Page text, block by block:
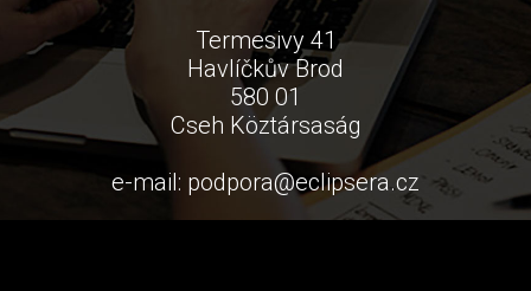
Termesivy 41
Havlíčkův Brod
580 01
Cseh Köztársaság
e-mail: podpora@eclipsera.cz